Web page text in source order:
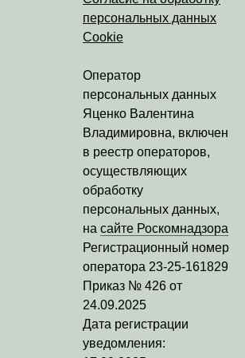
персональных данных
Cookie
Оператор
персональных данных
Яценко Валентина
Владимировна, включен
в реестр операторов,
осуществляющих
обработку
персональных данных,
на сайте Роскомнадзора
Регистрационный номер
оператора 23-25-161829
Приказ № 426 от
24.09.2025
Дата регистрации
уведомления: